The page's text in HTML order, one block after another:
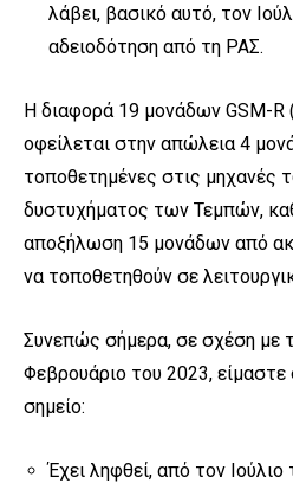
λάβει, βασικό αυτό, τον
αδειοδότηση από τη ΡΑΣ.
Η διαφορά 19 μονάδων GSM-R
οφείλεται στην απώλεια 4
τοποθετημένες στις μηχανές
δυστυχήματος των Τεμπών,
αποξήλωση 15 μονάδων από
να τοποθετηθούν σε
Συνεπώς σήμερα, σε σχέση με
Φεβρουάριο του 2023,
σημείο:
Έχει ληφθεί, από τον